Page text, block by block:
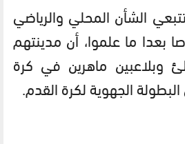
الشأن المحلي والرياضي
بعدا ما علموا، أن مدينتهم
وبلاعبين ماهرين في كرة
الجهوية لكرة القدم.